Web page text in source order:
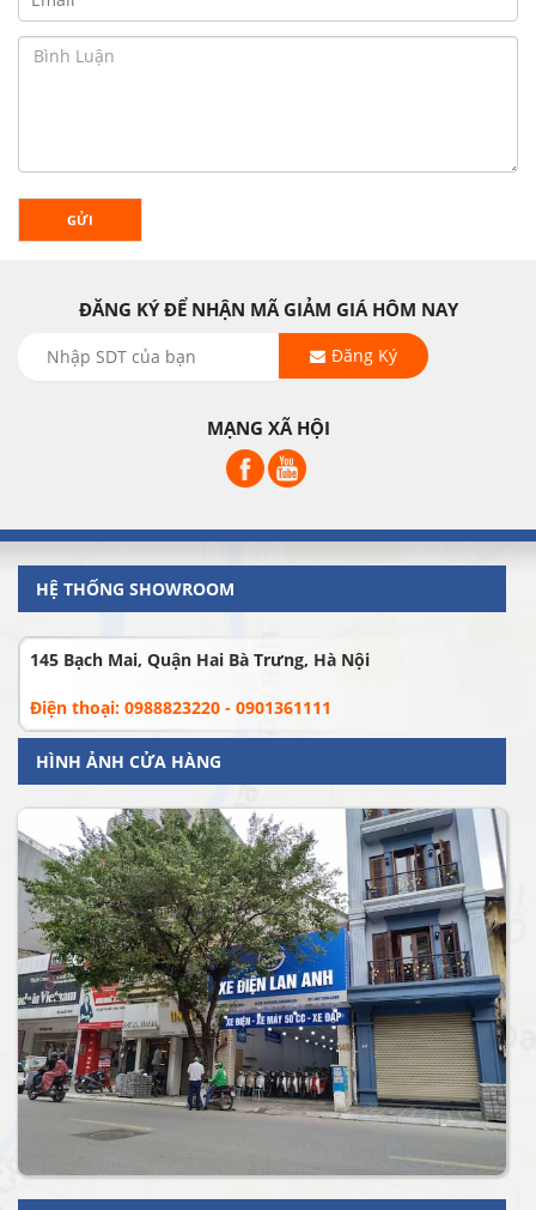
GỬI
ĐĂNG KÝ ĐỂ NHẬN MÃ GIẢM GIÁ HÔM NAY
Đăng Ký
MẠNG XÃ HỘI
HỆ THỐNG SHOWROOM
145 Bạch Mai, Quận Hai Bà Trưng, Hà Nội
Điện thoại: 0988823220 - 0901361111
HÌNH ẢNH CỬA HÀNG